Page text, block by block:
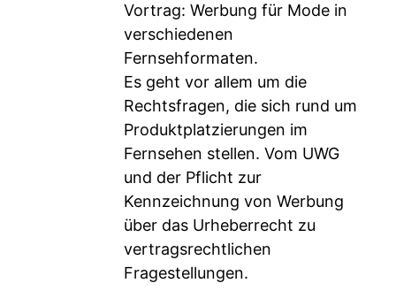
Vortrag: Werbung für Mode in
verschiedenen
Fernsehformaten.
Es geht vor allem um die
Rechtsfragen, die sich rund um
Produktplatzierungen im
Fernsehen stellen. Vom UWG
und der Pflicht zur
Kennzeichnung von Werbung
über das Urheberrecht zu
vertragsrechtlichen
Fragestellungen.